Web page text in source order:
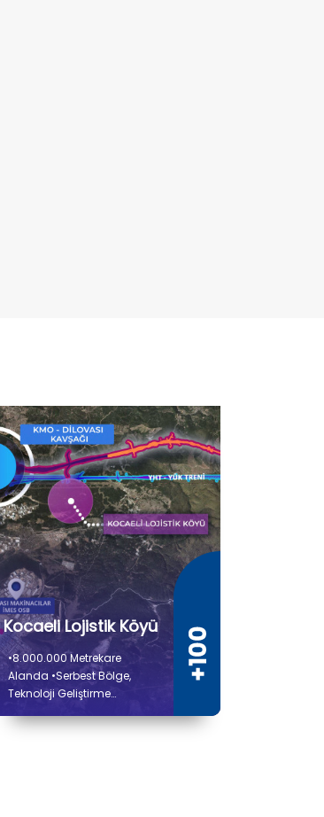
Kocaeli Lojistik Köyü
•8.000.000 Metrekare
Alanda •Serbest Bölge,
Teknoloji Geliştirme
Parkları •Yeni Kuzey